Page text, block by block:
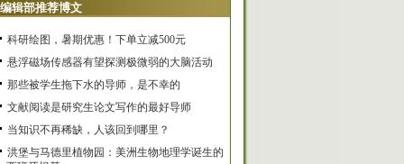
编辑部推荐博文
科研绘图，暑期优惠！下单立减500元
悬浮磁场传感器有望探测极微弱的大脑活动
那些被学生拖下水的导师，是不幸的
文献阅读是研究生论文写作的最好导师
当知识不再稀缺，人该回到哪里？
洪堡与马德里植物园：美洲生物地理学诞生的